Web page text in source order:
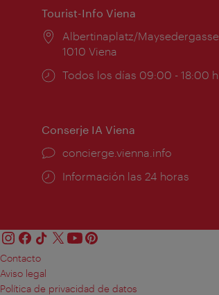
Tourist-Info Viena
Lugar:
Albertinaplatz/Maysedergasse
1010 Viena
Horarios
Todos los días 09:00 - 18:00 h
Conserje IA Viena
concierge.vienna.info
Información las 24 horas
Contacto
Aviso legal
Política de privacidad de datos